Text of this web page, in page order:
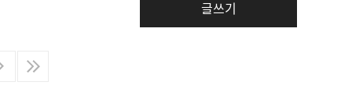
글쓰기